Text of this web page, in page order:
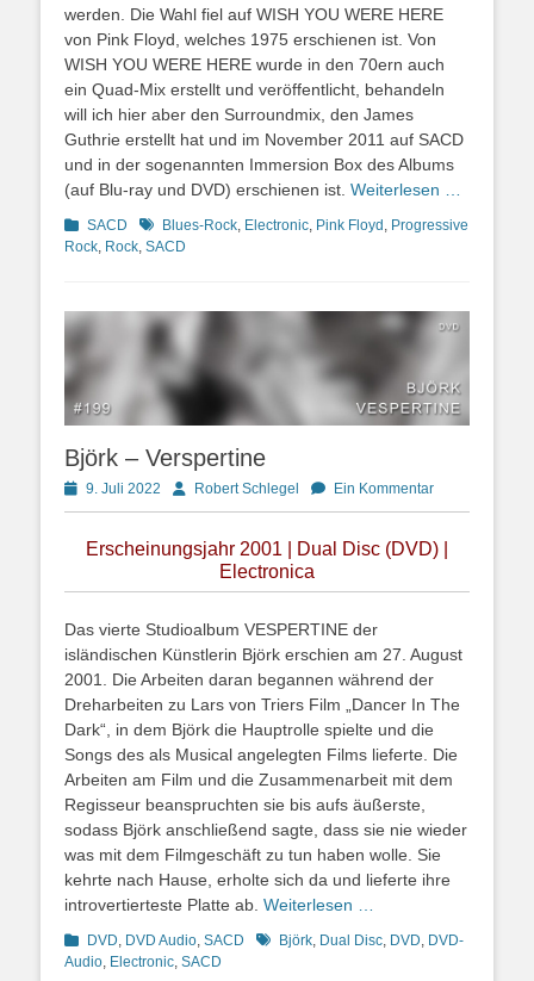
werden. Die Wahl fiel auf WISH YOU WERE HERE
von Pink Floyd, welches 1975 erschienen ist. Von
WISH YOU WERE HERE wurde in den 70ern auch
ein Quad-Mix erstellt und veröffentlicht, behandeln
will ich hier aber den Surroundmix, den James
Guthrie erstellt hat und im November 2011 auf SACD
und in der sogenannten Immersion Box des Albums
(auf Blu-ray und DVD) erschienen ist. Weiterlesen …
Kategorien
SACD Schlagworte
Blues-Rock Electronic Pink Floyd Progressive
Rock Rock SACD
Björk – Verspertine
Posted
on
9. Juli 2022 AutorRobert Schlegel Ein Kommentar
Erscheinungsjahr 2001 | Dual Disc (DVD) |
Electronica
Das vierte Studioalbum VESPERTINE der
isländischen Künstlerin Björk erschien am 27. August
2001. Die Arbeiten daran begannen während der
Dreharbeiten zu Lars von Triers Film „Dancer In The
Dark“, in dem Björk die Hauptrolle spielte und die
Songs des als Musical angelegten Films lieferte. Die
Arbeiten am Film und die Zusammenarbeit mit dem
Regisseur beanspruchten sie bis aufs äußerste,
sodass Björk anschließend sagte, dass sie nie wieder
was mit dem Filmgeschäft zu tun haben wolle. Sie
kehrte nach Hause, erholte sich da und lieferte ihre
introvertierteste Platte ab. Weiterlesen …
Kategorien
DVD, DVD Audio, SACD Schlagworte
Björk, Dual Disc, DVD, DVD-
Audio, Electronic, SACD